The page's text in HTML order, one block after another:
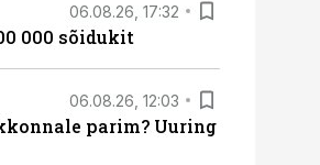
06.08.26, 17:32
000 sõidukit
06.08.26, 12:03
parim? Uuring